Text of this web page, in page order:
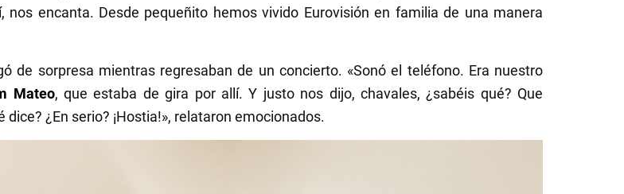
nos encanta. Desde pequeñito hemos vivido Eurovisión en familia de una manera
de sorpresa mientras regresaban de un concierto. «Sonó el teléfono. Era nuestro
Mateo, que estaba de gira por allí. Y justo nos dijo, chavales, ¿sabéis qué? Que
dice? ¿En serio? ¡Hostia!», relataron emocionados.